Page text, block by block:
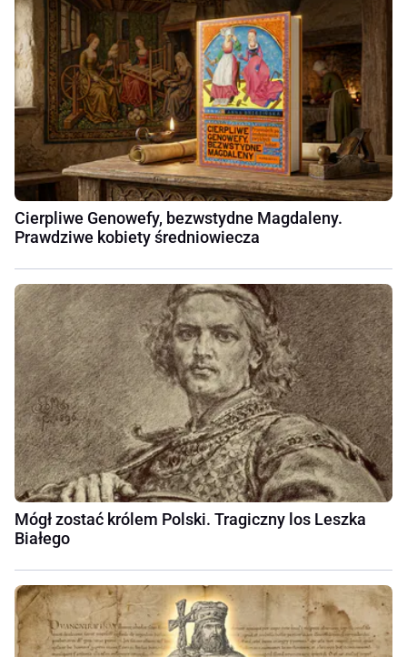
Cierpliwe Genowefy, bezwstydne Magdaleny.
Prawdziwe kobiety średniowiecza
Mógł zostać królem Polski. Tragiczny los Leszka
Białego